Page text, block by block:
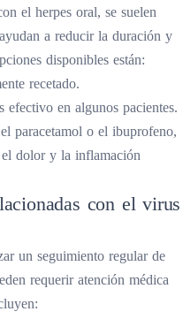
el herpes oral, se suelen
a reducir la duración y
disponibles están:
recetado.
efectivo en algunos pacientes.
paracetamol o el ibuprofeno,
dolor y la inflamación
con el virus
un seguimiento regular de
requerir atención médica